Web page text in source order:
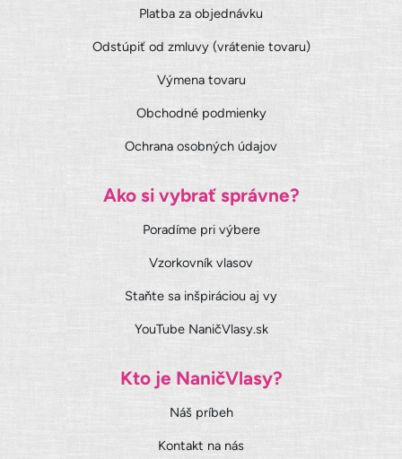
Platba za objednávku
Odstúpiť od zmluvy (vrátenie tovaru)
Výmena tovaru
Obchodné podmienky
Ochrana osobných údajov
Ako si vybrať správne?
Poradíme pri výbere
Vzorkovník vlasov
Staňte sa inšpiráciou aj vy
YouTube NaničVlasy.sk
Kto je NaničVlasy?
Náš príbeh
Kontakt na nás